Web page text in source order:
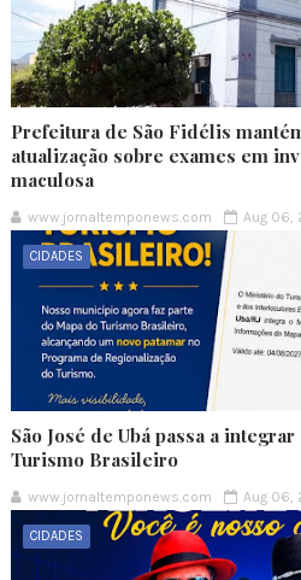
Prefeitura de São Fidélis
atualização sobre exames em
maculosa
www.jornaltemponews.com Aug 06,
CIDADES
São José de Ubá passa a
Turismo Brasileiro
www.jornaltemponews.com Aug 06,
CIDADES